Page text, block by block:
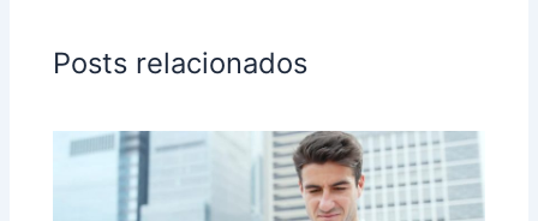
Posts relacionados